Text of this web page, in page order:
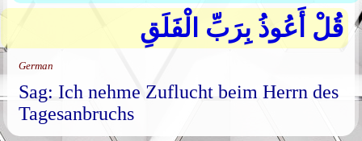
قُلْ أَعُوذُ بِرَبِّ الْفَلَقِ
German
Sag: Ich nehme Zuflucht beim Herrn des
Tagesanbruchs